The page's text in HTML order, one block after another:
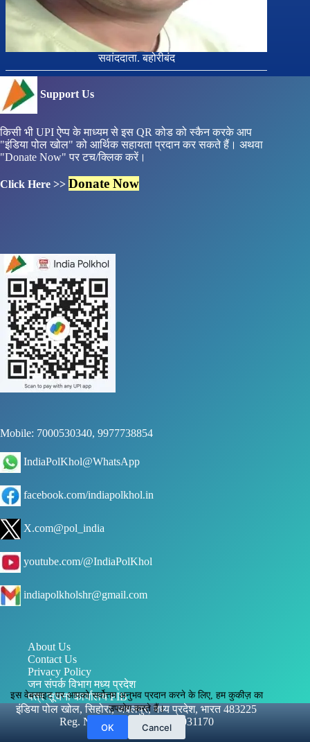
इस वेबसाइट पर आपको सर्वोत्तम अनुभव प्रदान करने के लिए, हम कुकीज़ का
उपयोग करते हैं।
OK Cancel
सवांददाता. बहोरीबंद
Support Us
किसी भी UPI ऐप्प के माध्यम से इस QR कोड को स्कैन करके आप
"इंडिया पोल खोल" को आर्थिक सहायता प्रदान कर सकते हैं। अथवा
"Donate Now" पर टच/क्लिक करें।
Click Here >> Donate Now
Mobile: 7000530340, 9977738854
IndiaPolKhol@WhatsApp
facebook.com/indiapolkhol.in
X.com@pol_india
youtube.com/@IndiaPolKhol
indiapolkholshr@gmail.com
About Us
Contact Us
Privacy Policy
जन संपर्क विभाग मध्य प्रदेश
पत्र सूचना कार्यालय PIB
इंडिया पोल खोल, सिहोरा, जबलपुर, मध्य प्रदेश, भारत 483225
Reg. No.: UAM - MP24D0031170